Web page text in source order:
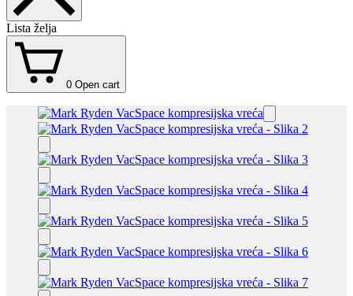
Lista želja
0 Open cart